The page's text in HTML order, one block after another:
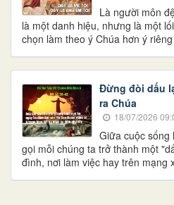
Là người môn
là một danh hiệu, nhưng là một
chọn làm theo ý Chúa hơn ý riêng
Đừng đòi dấu
ra Chúa
18/07/2026
Giữa cuộc sống
gọi mỗi chúng ta trở thành một
đình, nơi làm việc hay trên mạng